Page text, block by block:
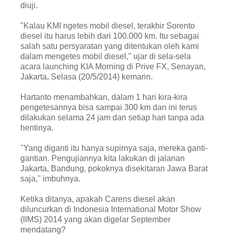
diuji.
"Kalau KMI ngetes mobil diesel, terakhir Sorento
diesel itu harus lebih dari 100.000 km. Itu sebagai
salah satu persyaratan yang ditentukan oleh kami
dalam mengetes mobil diesel," ujar di sela-sela
acara launching KIA Morning di Prive FX, Senayan,
Jakarta, Selasa (20/5/2014) kemarin.
Hartanto menambahkan, dalam 1 hari kira-kira
pengetesannya bisa sampai 300 km dan ini terus
dilakukan selama 24 jam dan setiap hari tanpa ada
hentinya.
"Yang diganti itu hanya supirnya saja, mereka ganti-
gantian. Pengujiannya kita lakukan di jalanan
Jakarta, Bandung, pokoknya disekitaran Jawa Barat
saja," imbuhnya.
Ketika ditanya, apakah Carens diesel akan
diluncurkan di Indonesia International Motor Show
(IIMS) 2014 yang akan digelar September
mendatang?